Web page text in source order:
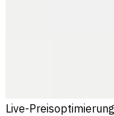
Live-